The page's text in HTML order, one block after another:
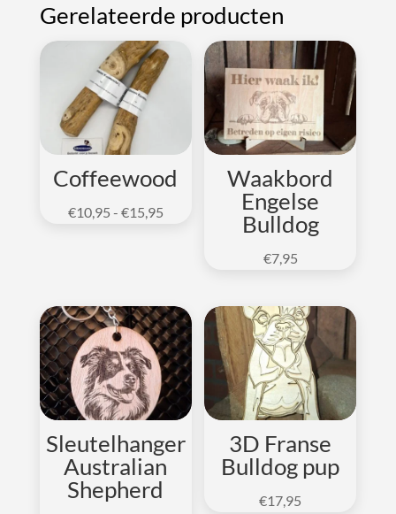
aantal
a
t
i
e
:
Gerelateerde producten
Coffeewood
€10,95 - €15,95Prijsklasse:
Waakbord
Engelse
Bulldog
€7,95
Sleutelhanger
Australian
Shepherd
3D Franse
Bulldog pup
€17,95